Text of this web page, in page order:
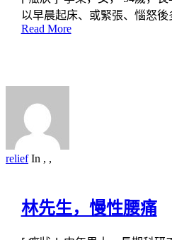
以早晨起床、或緊張、惱怒
Read More
relief In , ,
林先生，慢性腰痛